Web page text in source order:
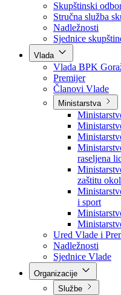
Poslanici po
Poslanici po
Kolegij skupštine
Skupštinski
Stručna služba
Nadležnosti
Sjednice
Vlada
Vlada BPK
Premijer
Članovi Vlade
Ministarstva
raseljena
zaštitu
i sport
Ured Vlade i
Nadležnosti
Sjednice Vlade